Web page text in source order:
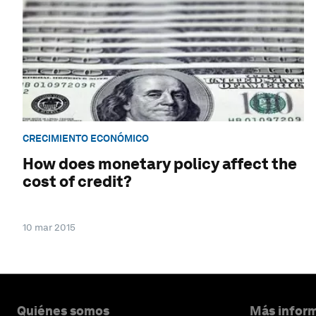
CRECIMIENTO ECONÓMICO
How does monetary policy affect the
cost of credit?
10 mar 2015
Quiénes somos Más